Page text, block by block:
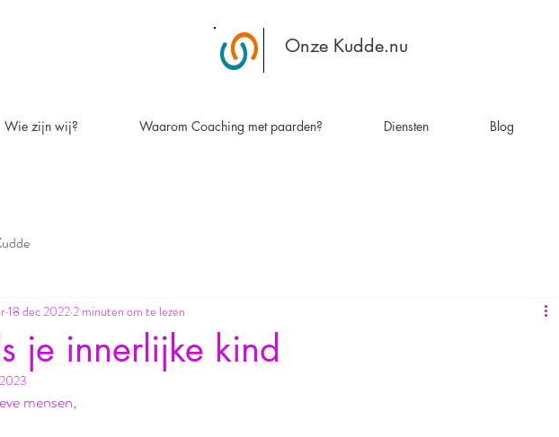
Onze Kudde.nu
Wie zijn wij? Waarom Coaching met paarden? Diensten Blog
je innerlijke kind
18 dec 20222 minuten om te lezen
mensen,